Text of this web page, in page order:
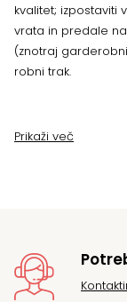
kvalitet; izpostaviti
vrata in predale
(znotraj
robni trak.
Prikaži več